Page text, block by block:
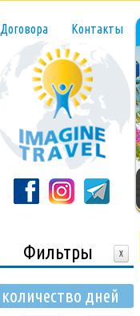
Договора Контакты
Фильтры X
количество дней